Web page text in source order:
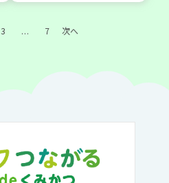
3 … 7 次へ